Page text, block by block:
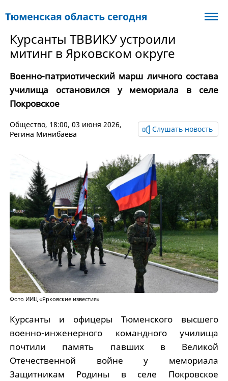
Курсанты ТВВИКУ устроили
митинг в Ярковском округе
Военно-патриотический марш личного состава
училища остановился у мемориала в селе
Покровское
Общество, 18:00, 03 июня 2026,
Регина Минибаева
Слушать новость
Фото ИИЦ «Ярковские известия»
Курсанты и офицеры Тюменского высшего
военно-инженерного командного училища
почтили память павших в Великой
Отечественной войне у мемориала
Защитникам Родины в селе Покровское